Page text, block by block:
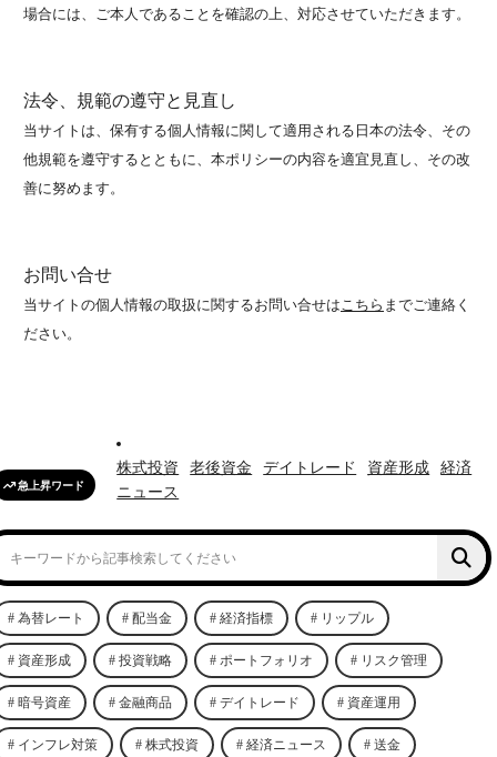
場合には、ご本人であることを確認の上、対応させていただきます。
法令、規範の遵守と見直し
当サイトは、保有する個人情報に関して適用される日本の法令、その
他規範を遵守するとともに、本ポリシーの内容を適宜見直し、その改
善に努めます。
お問い合せ
当サイトの個人情報の取扱に関するお問い合せは こちら までご連絡く
ださい。
急上昇ワード
株式投資 老後資金 デイトレード 資産形成
経済
ニュース
為替レート 配当金 経済指標 リップル
資産形成 投資戦略 ポートフォリオ リスク管理
暗号資産 金融商品 デイトレード 資産運用
インフレ対策 株式投資 経済ニュース 送金